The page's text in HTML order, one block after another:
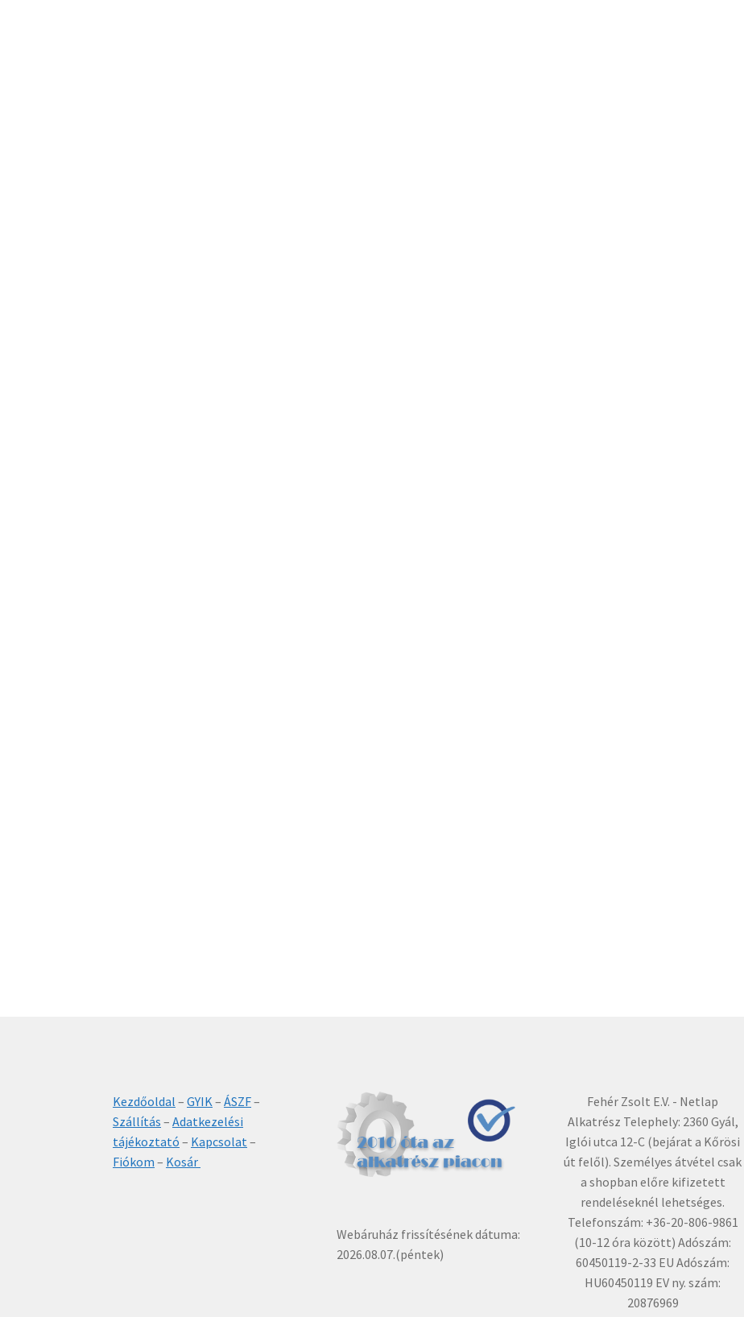
Kezdőoldal –GYIK–ÁSZF–
Szállítás –Adatkezelési
tájékoztató – Kapcsolat–
Fiókom – Kosár
Webáruház frissítésének dátuma:
2026.08.07.(péntek)
Fehér Zsolt E.V. - Netlap
Alkatrész Telephely: 2360 Gyál,
Iglói utca 12-C (bejárat a Kőrösi
út felől). Személyes átvétel csak
a shopban előre kifizetett
rendeléseknél lehetséges.
Telefonszám: +36-20-806-9861
(10-12 óra között) Adószám:
60450119-2-33 EU Adószám:
HU60450119 EV ny. szám:
20876969